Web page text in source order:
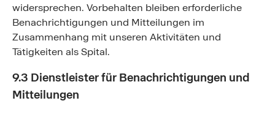
widersprechen. Vorbehalten bleiben erforderliche
Benachrichtigungen und Mitteilungen im
Zusammenhang mit unseren Aktivitäten und
Tätigkeiten als Spital.
9.3 Dienstleister für Benachrichtigungen und
Mitteilungen